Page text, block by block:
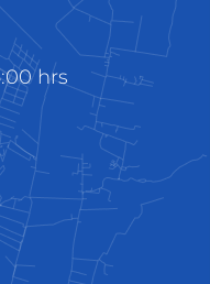
hrs